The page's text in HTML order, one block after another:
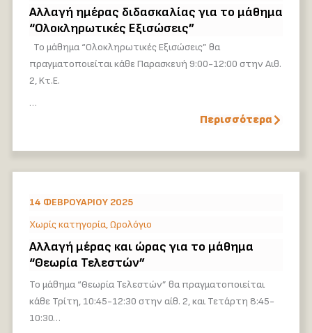
Αλλαγή ημέρας διδασκαλίας για το μάθημα
“Ολοκληρωτικές Εξισώσεις”
Το μάθημα “Ολοκληρωτικές Εξισώσεις” θα
πραγματοποιείται κάθε Παρασκευή 9:00-12:00 στην Αιθ.
2, Kτ.Ε.
…
Περισσότερα
14 ΦΕΒΡΟΥΑΡΊΟΥ 2025
Χωρίς κατηγορία,Ωρολόγιο
Αλλαγή μέρας και ώρας για το μάθημα
“Θεωρία Τελεστών”
Το μάθημα “Θεωρία Τελεστών” θα πραγματοποιείται
κάθε Τρίτη, 10:45-12:30 στην αίθ. 2, και Τετάρτη 8:45-
10:30…